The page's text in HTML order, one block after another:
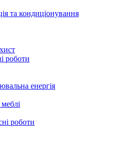
та кондиціонування
роботи
енергія
роботи